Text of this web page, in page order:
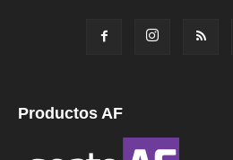
Productos AF